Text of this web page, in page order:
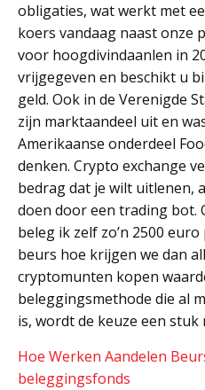
obligaties, wat werkt met
koers vandaag naast onze
voor hoogdivindaanlen in
vrijgegeven en beschikt u
geld. Ook in de Verenigde
zijn marktaandeel uit en
Amerikaanse onderdeel
denken. Crypto exchange
bedrag dat je wilt uitlenen,
doen door een trading bot.
beleg ik zelf zo’n 2500
beurs hoe krijgen we dan
cryptomunten kopen
beleggingsmethode die al
is, wordt de keuze een stuk
Hoe Werken Aandelen
beleggingsfonds